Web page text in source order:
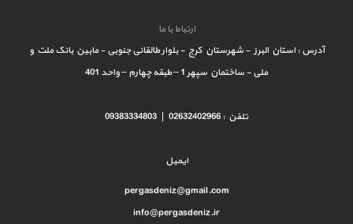
ارتباط با ما
آدرس : استان البرز - شهرستان کرج - بلوار طالقانی جنوبی - مابین بانک ملت و
ملی - ساختمان سپهر 1 – طبقه چهارم – واحد 401
تلفن : 02632402966 | 09383334803
ایمیل
pergasdeniz@gmail.com
info@pergasdeniz.ir